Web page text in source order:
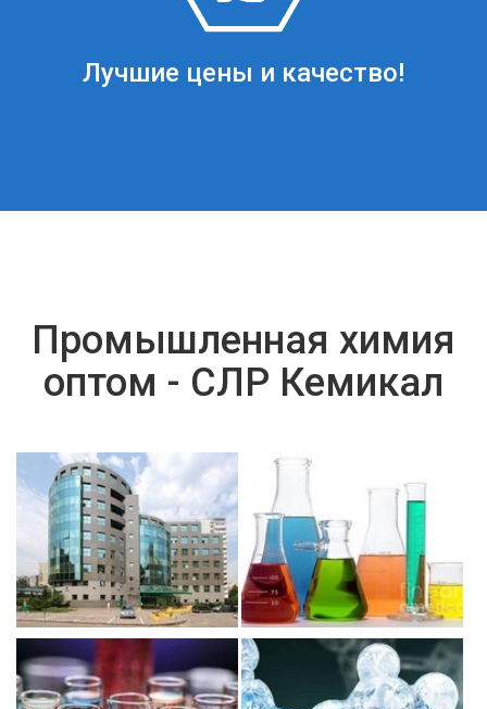
Лучшие цены и качество!
Промышленная химия
оптом - СЛР Кемикал